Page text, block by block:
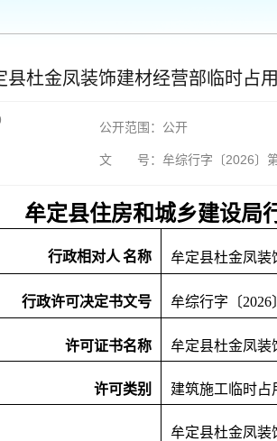
县杜金凤装饰建材经营部临时占
公开范围：公开
文 号：牟综行字〔2026〕
牟定县住房和城乡建设局
行政相对人 名称 牟定县杜金凤装
行政许可决定书文号 牟综行字〔2026
许可证书名称 牟定县杜金凤装
许可类别 建筑施工临时占
牟定县杜金凤装